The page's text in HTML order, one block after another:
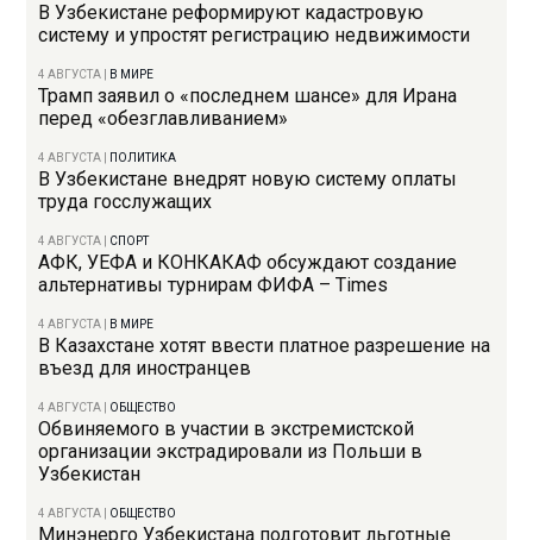
В Узбекистане реформируют кадастровую
систему и упростят регистрацию недвижимости
4 АВГУСТА В МИРЕ
Трамп заявил о «последнем шансе» для Ирана
перед «обезглавливанием»
4 АВГУСТА ПОЛИТИКА
В Узбекистане внедрят новую систему оплаты
труда госслужащих
4 АВГУСТА СПОРТ
АФК, УЕФА и КОНКАКАФ обсуждают создание
альтернативы турнирам ФИФА – Times
4 АВГУСТА В МИРЕ
В Казахстане хотят ввести платное разрешение на
въезд для иностранцев
4 АВГУСТА ОБЩЕСТВО
Обвиняемого в участии в экстремистской
организации экстрадировали из Польши в
Узбекистан
4 АВГУСТА ОБЩЕСТВО
Минэнерго Узбекистана подготовит льготные